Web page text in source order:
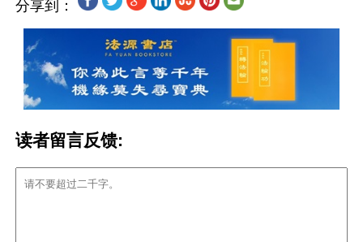
分享到：
读者留言反馈: